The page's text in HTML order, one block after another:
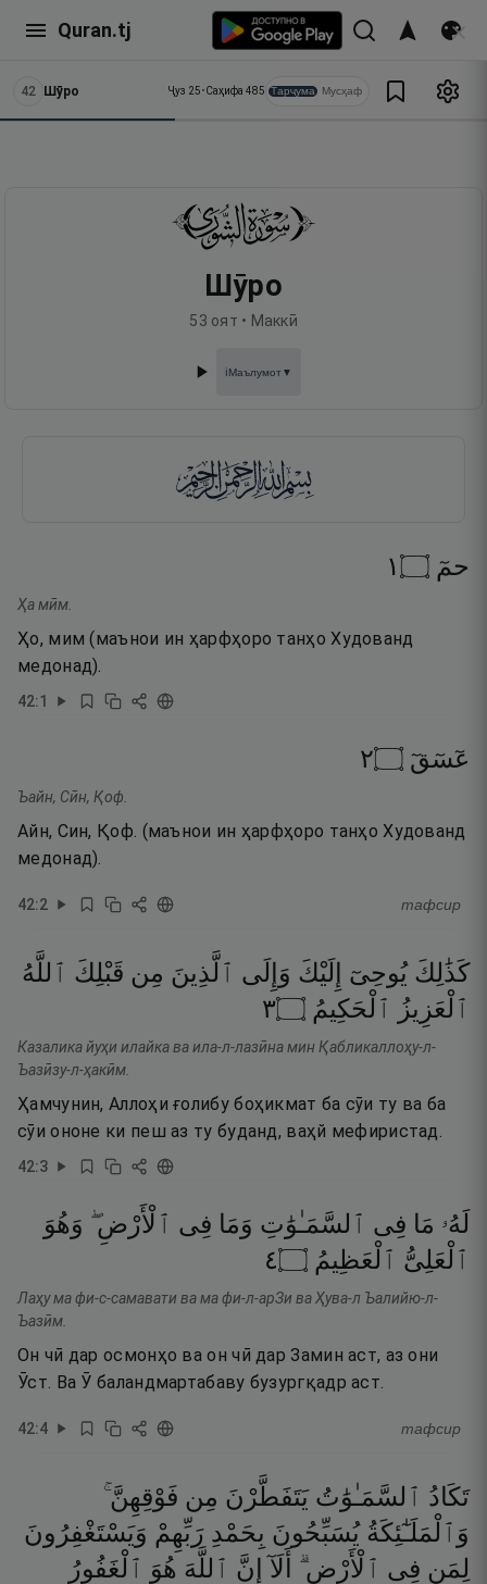
Quran.tj
42 Шӯро Ҷуз 25•Саҳифа 485 Тарҷума Мусҳаф
Шӯро
53 оят • Маккӣ
ℹ️Маълумот▼
حمٓ ۝١
Ҳа мӣм.
Ҳо, мим (маънои ин ҳарфҳоро танҳо Худованд
медонад).
42:1
عٓسٓقٓ ۝٢
Ъайн, Сӣн, Қоф.
Айн, Син, Қоф. (маънои ин ҳарфҳоро танҳо Худованд
медонад).
42:2 тафсир
كَذَٰلِكَ يُوحِىٓ إِلَيْكَ وَإِلَى ٱلَّذِينَ مِن قَبْلِكَ ٱللَّهُ
ٱلْعَزِيزُ ٱلْحَكِيمُ ۝٣
Казалика йуҳи илайка ва ила-л-лазӣна мин Қабликаллоҳу-л-
Ъазӣзу-л-ҳакӣм.
Ҳамчунин, Аллоҳи ғолибу боҳикмат ба сӯи ту ва ба
сӯи ононе ки пеш аз ту буданд, ваҳй мефиристад.
42:3
لَهُۥ مَا فِى ٱلسَّمَـٰوَٰتِ وَمَا فِى ٱلْأَرْضِ ۖ وَهُوَ
ٱلْعَلِىُّ ٱلْعَظِيمُ ۝٤
Лаҳу ма фи-с-самавати ва ма фи-л-арЗи ва Ҳува-л Ъалийю-л-
Ъазӣм.
Он чӣ дар осмонҳо ва он чӣ дар Замин аст, аз они
Ӯст. Ва Ӯ баландмартабаву бузургқадр аст.
42:4 тафсир
تَكَادُ ٱلسَّمَـٰوَٰتُ يَتَفَطَّرْنَ مِن فَوْقِهِنَّ ۚ
وَٱلْمَلَـٰٓئِكَةُ يُسَبِّحُونَ بِحَمْدِ رَبِّهِمْ وَيَسْتَغْفِرُونَ
لِمَن فِى ٱلْأَرْضِ ۗ أَلَآ إِنَّ ٱللَّهَ هُوَ ٱلْغَفُورُ